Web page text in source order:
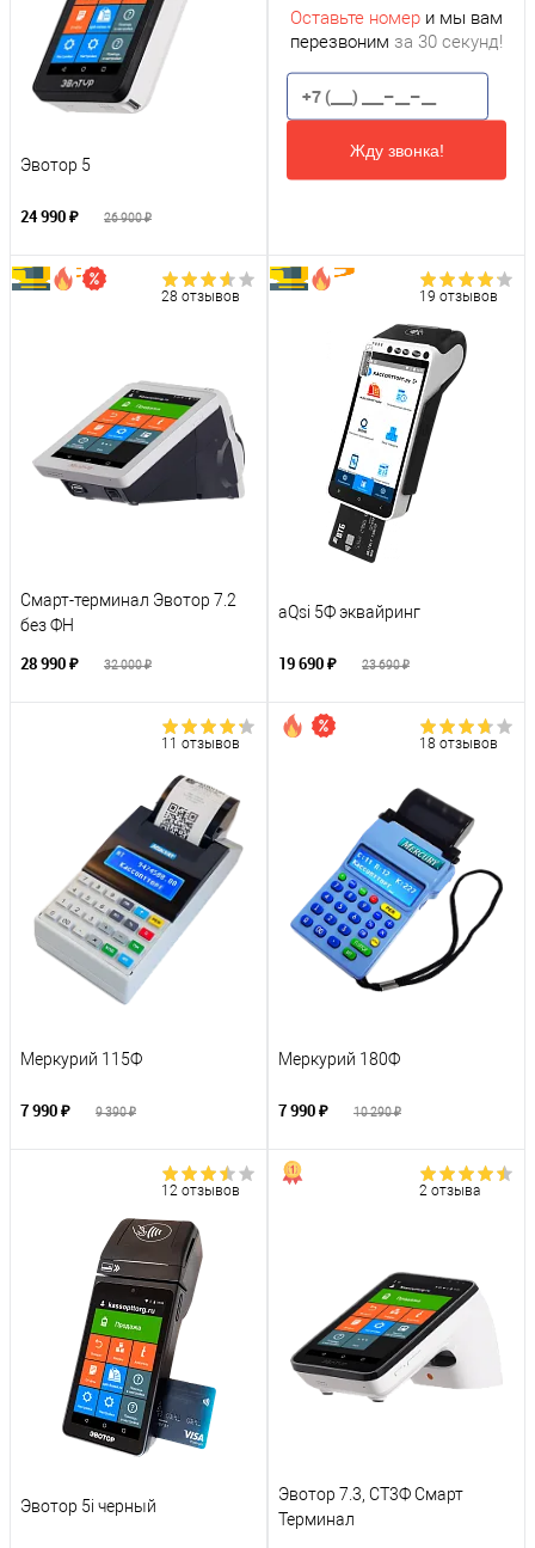
Эвотор 5
24 990 ₽ 26 900 ₽
Оставьте номер и мы вам
перезвоним за 30 секунд!
Жду звонка!
28 отзывов
Смарт-терминал Эвотор 7.2
без ФН
28 990 ₽ 32 000 ₽
19 отзывов
aQsi 5Ф эквайринг
19 690 ₽ 23 690 ₽
11 отзывов
Меркурий 115Ф
7 990 ₽ 9 390 ₽
18 отзывов
Меркурий 180Ф
7 990 ₽ 10 290 ₽
12 отзывов
Эвотор 5i черный
2 отзыва
Эвотор 7.3, СТ3Ф Смарт
Терминал